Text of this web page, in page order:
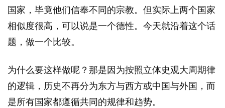
国家，毕竟他们信奉不同的宗教。但实际上两个国家
相似度很高，可以说是一个德性。今天就沿着这个话
题，做一个比较。
为什么要这样做呢？那是因为按照立体史观大周期律
的逻辑，历史不再分为东方与西方或中国与外国，而
是所有国家都遵循共同的规律和趋势。